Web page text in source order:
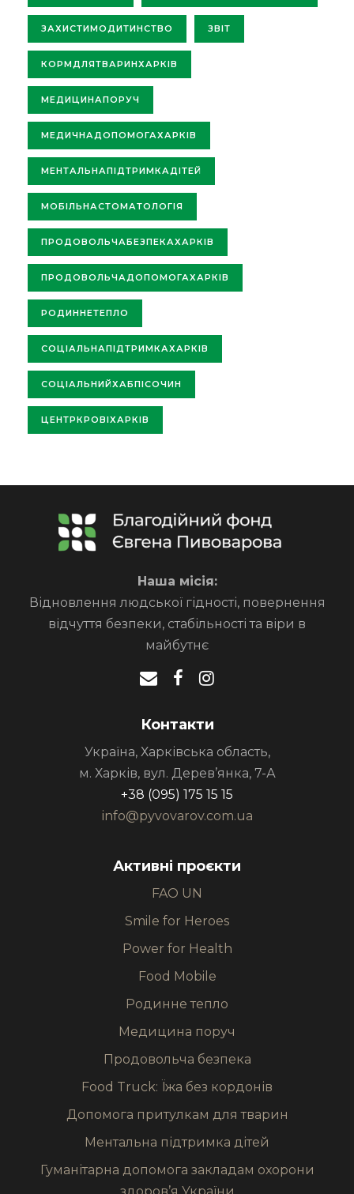
ЗАХИСТИМОДИТИНСТВО ЗВІТ
КОРМДЛЯТВАРИНХАРКІВ
МЕДИЦИНАПОРУЧ
МЕДИЧНАДОПОМОГАХАРКІВ
МЕНТАЛЬНАПІДТРИМКАДІТЕЙ
МОБІЛЬНАСТОМАТОЛОГІЯ
ПРОДОВОЛЬЧАБЕЗПЕКАХАРКІВ
ПРОДОВОЛЬЧАДОПОМОГАХАРКІВ
РОДИННЕТЕПЛО
СОЦІАЛЬНАПІДТРИМКАХАРКІВ
СОЦІАЛЬНИЙХАБПІСОЧИН
ЦЕНТРКРОВІХАРКІВ
Наша місія:
Відновлення людської гідності, повернення
відчуття безпеки, стабільності та віри в
майбутнє
Контакти
Україна, Харківська область,
м. Харків, вул. Дерев’янка, 7-А
+38 (095) 175 15 15
info@pyvovarov.com.ua
Активні проєкти
FAO UN
Smile for Heroes
Power for Health
Food Mobile
Родинне тепло
Медицина поруч
Продовольча безпека
Food Truck: Їжа без кордонів
Допомога притулкам для тварин
Ментальна підтримка дітей
Гуманітарна допомога закладам охорони
здоров’я України